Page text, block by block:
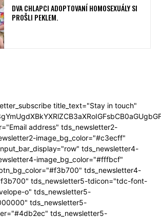
DVA CHLAPCI ADOPTOVANÍ HOMOSEXUÁLY SI
PROŠLI PEKLEM.
title_text="Stay in touch"
address" tds_newsletter2-
image_bg_color="#c3ecff"
tds_newsletter4-
image_bg_color="#fffbcf"
tds_newsletter4-
tds_newsletter5-tdicon="tdc-font-
o" tds_newsletter5-
tds_newsletter5-
tds_newsletter5-